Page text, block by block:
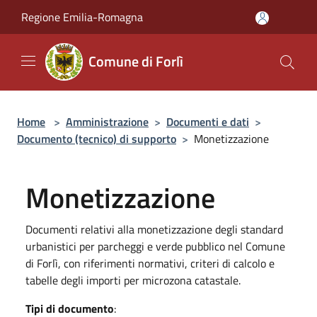
Regione Emilia-Romagna
Comune di Forlì
Home > Amministrazione > Documenti e dati >
Documento (tecnico) di supporto > Monetizzazione
Monetizzazione
Documenti relativi alla monetizzazione degli standard
urbanistici per parcheggi e verde pubblico nel Comune
di Forlì, con riferimenti normativi, criteri di calcolo e
tabelle degli importi per microzona catastale.
Tipi di documento: